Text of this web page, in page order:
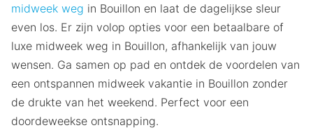
midweek weg in Bouillon en laat de dagelijkse sleur
even los. Er zijn volop opties voor een betaalbare of
luxe midweek weg in Bouillon, afhankelijk van jouw
wensen. Ga samen op pad en ontdek de voordelen van
een ontspannen midweek vakantie in Bouillon zonder
de drukte van het weekend. Perfect voor een
doordeweekse ontsnapping.